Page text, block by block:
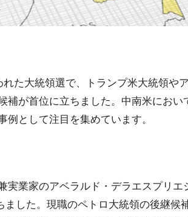
た大統領選で、トランプ米大統領や
補が首位に立ちました。中南米におい
として注目を集めています。
実業家のアベラルド・デラエスプリエ
した。現職のペトロ大統領の後継候